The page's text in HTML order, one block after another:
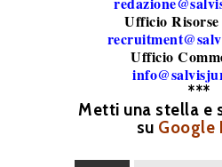
Ufficio
Ufficio
***
Metti una stella e
su Google